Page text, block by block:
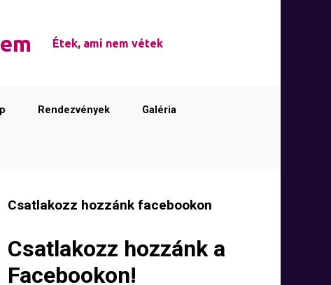
Étek, ami nem vétek
Rendezvények Galéria
Csatlakozz hozzánk facebookon
Csatlakozz hozzánk a
Facebookon!